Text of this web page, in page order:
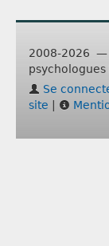
2008-2026
psychologues
Se
site |